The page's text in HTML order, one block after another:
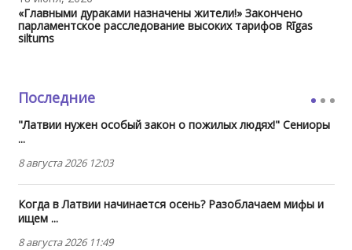
«Главными дураками назначены жители!» Закончено
парламентское расследование высоких тарифов Rīgas
siltums
Последние
"Латвии нужен особый закон о пожилых людях!" Сениоры
...
8 августа 2026 12:03
Когда в Латвии начинается осень? Разоблачаем мифы и
ищем ...
8 августа 2026 11:49